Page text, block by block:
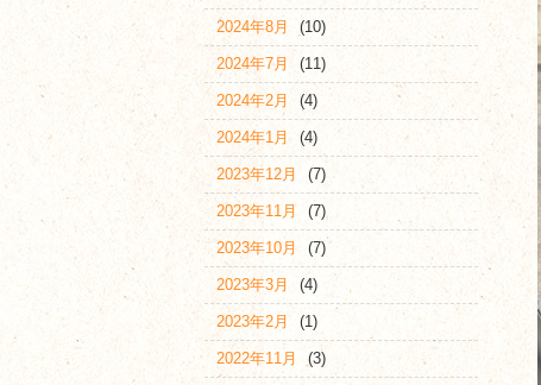
2024年8月 (10)
2024年7月 (11)
2024年2月 (4)
2024年1月 (4)
2023年12月 (7)
2023年11月 (7)
2023年10月 (7)
2023年3月 (4)
2023年2月 (1)
2022年11月 (3)